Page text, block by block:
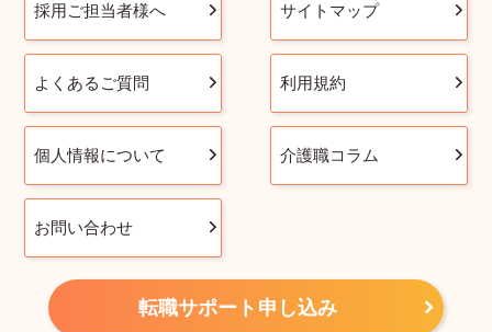
採用ご担当者様へ サイトマップ
よくあるご質問 利用規約
個人情報について 介護職コラム
お問い合わせ
転職サポート申し込み